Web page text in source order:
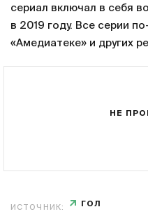
сериал включал в себя
в 2019 году. Все серии
«Амедиатеке» и других
НЕ
ИСТОЧНИК: ГОЛ